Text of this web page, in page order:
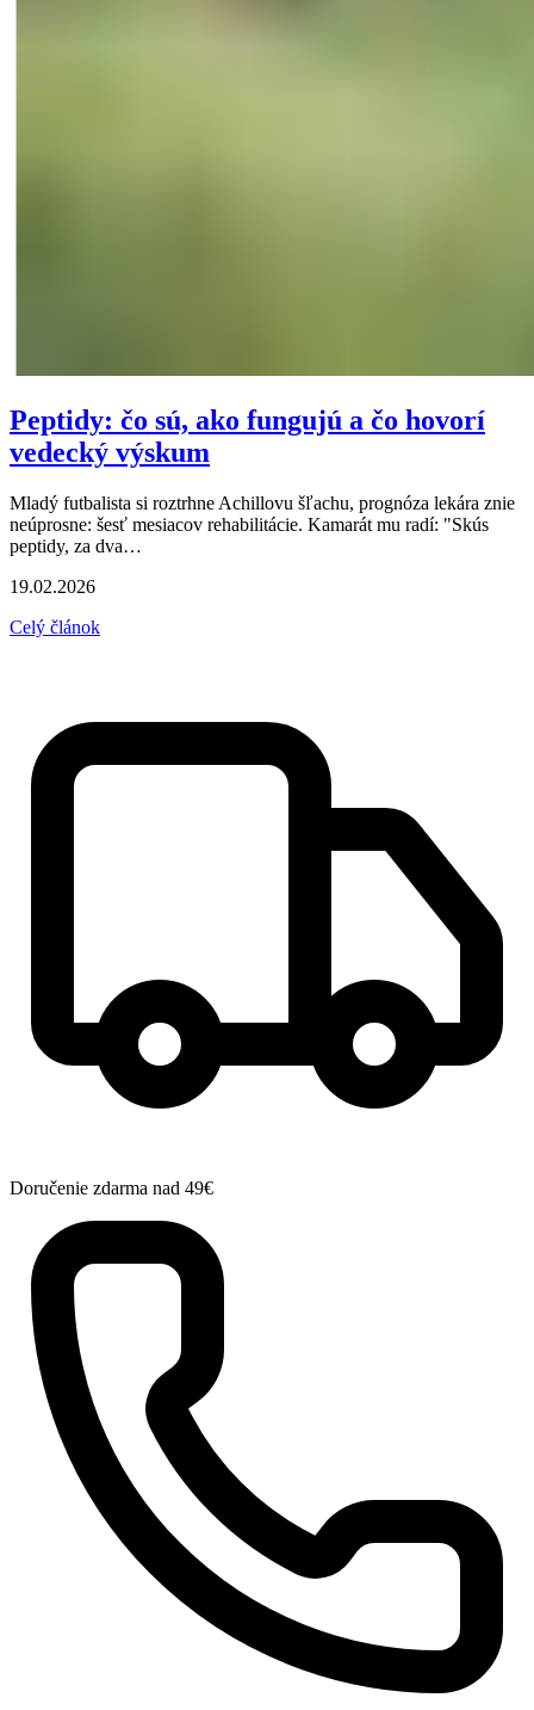
Peptidy: čo sú, ako fungujú a čo hovorí
vedecký výskum
Mladý futbalista si roztrhne Achillovu šľachu, prognóza lekára znie
neúprosne: šesť mesiacov rehabilitácie. Kamarát mu radí: "Skús
peptidy, za dva…
19.02.2026
Celý článok
Doručenie zdarma nad 49€